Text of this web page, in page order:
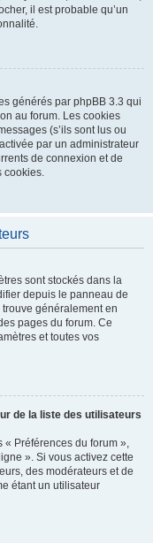
il est probable qu’un
générés par phpBB 3.3 qui
au forum. Les cookies
(s’ils sont lus ou
par un administrateur
de connexion et de
cookies.
sont stockés dans la
depuis le panneau de
généralement en
pages du forum. Ce
et toutes vos
de la liste des utilisateurs
« Préférences du forum »,
». Si vous activez cette
des modérateurs et de
étant un utilisateur